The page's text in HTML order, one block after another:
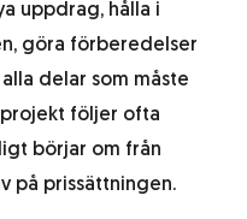
uppdrag, hålla i
göra förberedelser
delar som måste
följer ofta
börjar om från
på prissättningen.